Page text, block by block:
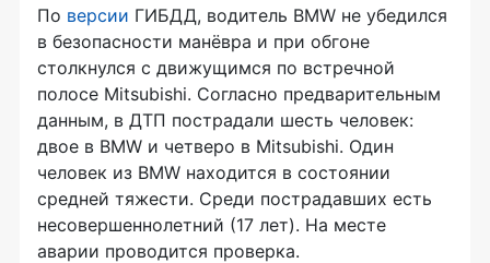
По версии ГИБДД, водитель BMW не убедился
в безопасности манёвра и при обгоне
столкнулся с движущимся по встречной
полосе Mitsubishi. Согласно предварительным
данным, в ДТП пострадали шесть человек:
двое в BMW и четверо в Mitsubishi. Один
человек из BMW находится в состоянии
средней тяжести. Среди пострадавших есть
несовершеннолетний (17 лет). На месте
аварии проводится проверка.